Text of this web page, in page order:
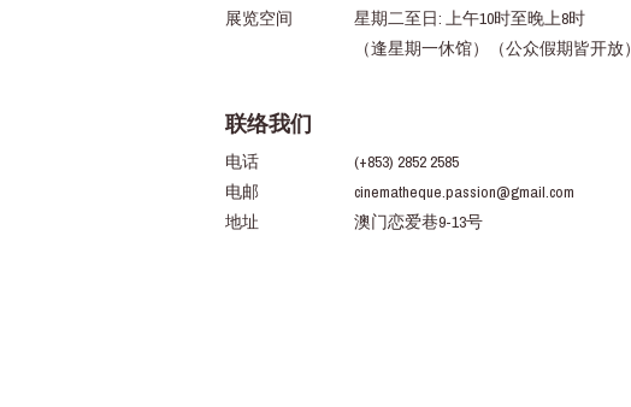
展览空间
星期二至日: 上午10时至晚上8时
（逢星期一休馆）（公众假期皆开放）
联络我们
电话
(+853) 2852 2585
电邮
cinematheque.passion@gmail.com
地址
澳门恋爱巷9-13号